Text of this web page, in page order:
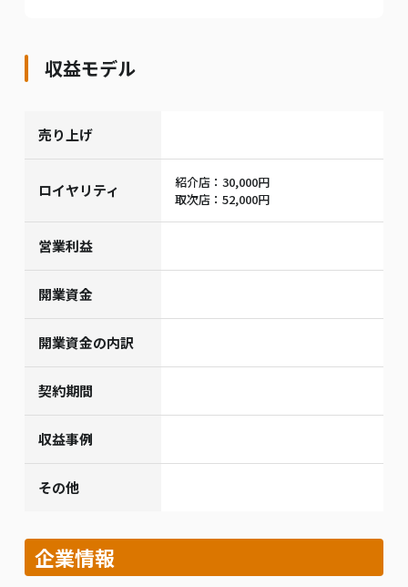
収益モデル
売り上げ
ロイヤリティ
紹介店：30,000円
取次店：52,000円
営業利益
開業資金
開業資金の内訳
契約期間
収益事例
その他
企業情報